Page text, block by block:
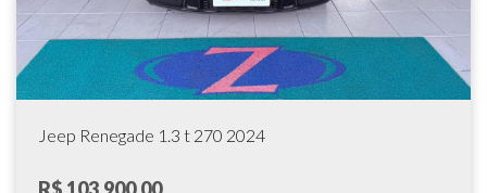
Jeep Renegade 1.3 t 270 2024